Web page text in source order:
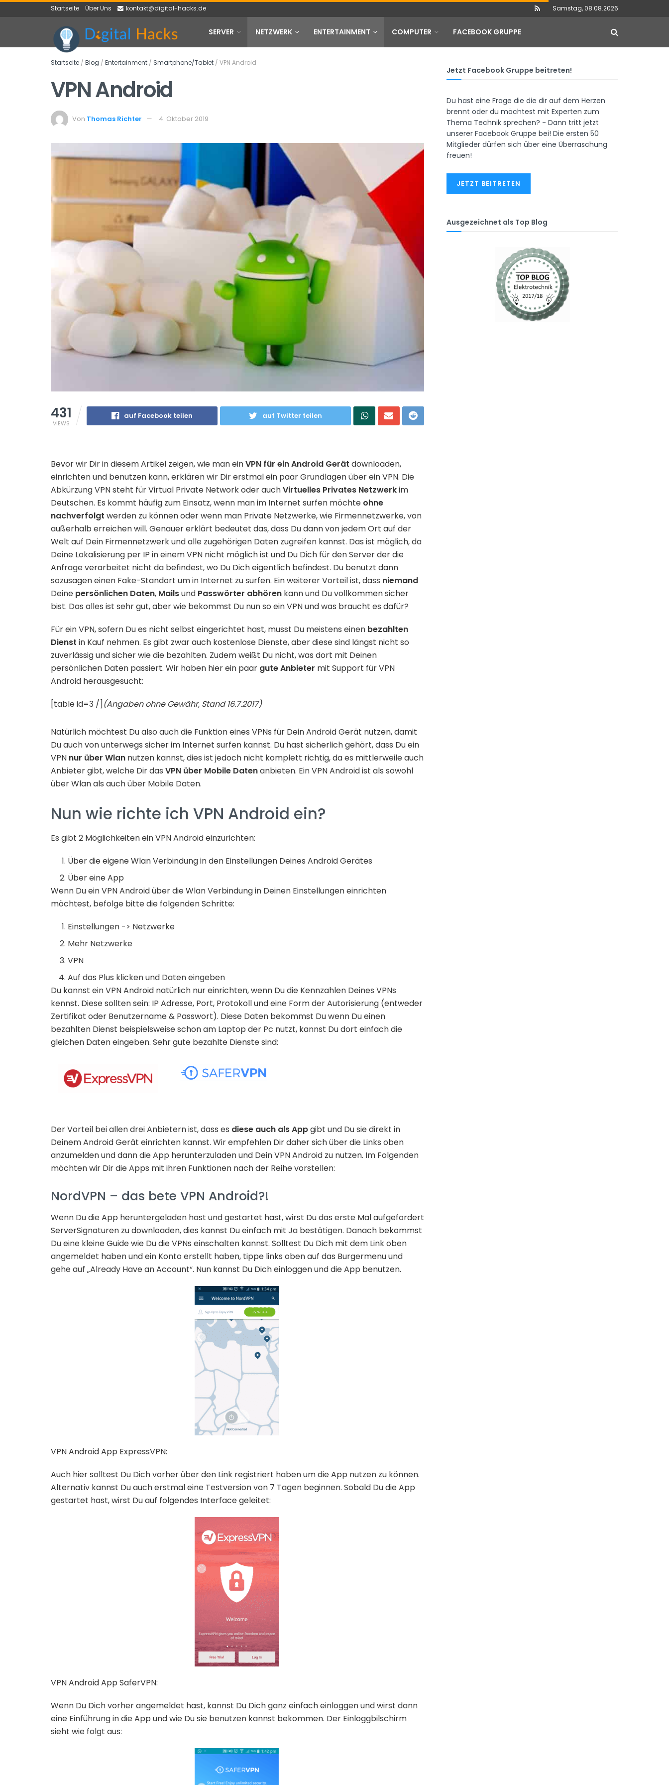
Startseite Über Uns kontakt@digital-hacks.de Samstag, 08.08.2026
SERVER NETZWERK ENTERTAINMENT COMPUTER FACEBOOK GRUPPE
Startseite / Blog / Entertainment / Smartphone/Tablet / VPN Android
VPN Android
Von Thomas Richter 4. Oktober 2019
431
VIEWS
auf Facebook teilen auf Twitter teilen
Bevor wir Dir in diesem Artikel zeigen, wie man einVPN für ein Android Gerät downloaden,
einrichten und benutzen kann, erklären wir Dir erstmal ein paar Grundlagen über ein VPN. Die
Abkürzung VPN steht für Virtual Private Network oder auchVirtuelles Privates Netzwerkim
Deutschen. Es kommt häufig zum Einsatz, wenn man im Internet surfen möchte ohne
nachverfolgt werden zu können oder wenn man Private Netzwerke, wie Firmennetzwerke, von
außerhalb erreichen will. Genauer erklärt bedeutet das, dass Du dann von jedem Ort auf der
Welt auf Dein Firmennetzwerk und alle zugehörigen Daten zugreifen kannst. Das ist möglich, da
Deine Lokalisierung per IP in einem VPN nicht möglich ist und Du Dich für den Server der die
Anfrage verarbeitet nicht da befindest, wo Du Dich eigentlich befindest. Du benutzt dann
sozusagen einen Fake-Standort um in Internet zu surfen. Ein weiterer Vorteil ist, dass niemand
Deine persönlichen Daten, Mailsund Passwörter abhören kann und Du vollkommen sicher
bist. Das alles ist sehr gut, aber wie bekommst Du nun so ein VPN und was braucht es dafür?
Für ein VPN, sofern Du es nicht selbst eingerichtet hast, musst Du meistens einen bezahlten
Dienst in Kauf nehmen. Es gibt zwar auch kostenlose Dienste, aber diese sind längst nicht so
zuverlässig und sicher wie die bezahlten. Zudem weißt Du nicht, was dort mit Deinen
persönlichen Daten passiert. Wir haben hier ein paar gute Anbieter mit Support für VPN
Android herausgesucht:
[table id=3 /] (Angaben ohne Gewähr, Stand 16.7.2017)
Natürlich möchtest Du also auch die Funktion eines VPNs für Dein Android Gerät nutzen, damit
Du auch von unterwegs sicher im Internet surfen kannst. Du hast sicherlich gehört, dass Du ein
VPN nur über Wlan nutzen kannst, dies ist jedoch nicht komplett richtig, da es mittlerweile auch
Anbieter gibt, welche Dir das VPN über Mobile Datenanbieten. Ein VPN Android ist als sowohl
über Wlan als auch über Mobile Daten.
Nun wie richte ich VPN Android ein?
Es gibt 2 Möglichkeiten ein VPN Android einzurichten:
Über die eigene Wlan Verbindung in den Einstellungen Deines Android Gerätes
Über eine App
Wenn Du ein VPN Android über die Wlan Verbindung in Deinen Einstellungen einrichten
möchtest, befolge bitte die folgenden Schritte:
Einstellungen -> Netzwerke
Mehr Netzwerke
VPN
Auf das Plus klicken und Daten eingeben
Du kannst ein VPN Android natürlich nur einrichten, wenn Du die Kennzahlen Deines VPNs
kennst. Diese sollten sein: IP Adresse, Port, Protokoll und eine Form der Autorisierung (entweder
Zertifikat oder Benutzername & Passwort). Diese Daten bekommst Du wenn Du einen
bezahlten Dienst beispielsweise schon am Laptop der Pc nutzt, kannst Du dort einfach die
gleichen Daten eingeben. Sehr gute bezahlte Dienste sind:
Der Vorteil bei allen drei Anbietern ist, dass es diese auch als Appgibt und Du sie direkt in
Deinem Android Gerät einrichten kannst. Wir empfehlen Dir daher sich über die Links oben
anzumelden und dann die App herunterzuladen und Dein VPN Android zu nutzen. Im Folgenden
möchten wir Dir die Apps mit ihren Funktionen nach der Reihe vorstellen:
NordVPN – das bete VPN Android?!
Wenn Du die App heruntergeladen hast und gestartet hast, wirst Du das erste Mal aufgefordert
ServerSignaturen zu downloaden, dies kannst Du einfach mit Ja bestätigen. Danach bekommst
Du eine kleine Guide wie Du die VPNs einschalten kannst. Solltest Du Dich mit dem Link oben
angemeldet haben und ein Konto erstellt haben, tippe links oben auf das Burgermenu und
gehe auf „Already Have an Account“. Nun kannst Du Dich einloggen und die App benutzen.
VPN Android App ExpressVPN:
Auch hier solltest Du Dich vorher über den Link registriert haben um die App nutzen zu können.
Alternativ kannst Du auch erstmal eine Testversion von 7 Tagen beginnen. Sobald Du die App
gestartet hast, wirst Du auf folgendes Interface geleitet:
VPN Android App SaferVPN:
Wenn Du Dich vorher angemeldet hast, kannst Du Dich ganz einfach einloggen und wirst dann
eine Einführung in die App und wie Du sie benutzen kannst bekommen. Der Einloggbilschirm
sieht wie folgt aus:
Jetzt Facebook Gruppe beitreten!
Du hast eine Frage die die dir auf dem Herzen
brennt oder du möchtest mit Experten zum
Thema Technik sprechen? - Dann tritt jetzt
unserer Facebook Gruppe bei! Die ersten 50
Mitglieder dürfen sich über eine Überraschung
freuen!
JETZT BEITRETEN
Ausgezeichnet als Top Blog